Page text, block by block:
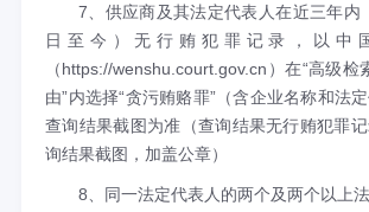
7、供应商及其法定代表人在近三年内
日至今）无行贿犯罪记录，以中
（https://wenshu.court.gov.cn）在“高级检
由”内选择“贪污贿赂罪”（含企业名称和法
查询结果截图为准（查询结果无行贿犯罪
询结果截图，加盖公章）
8、同一法定代表人的两个及两个以上法